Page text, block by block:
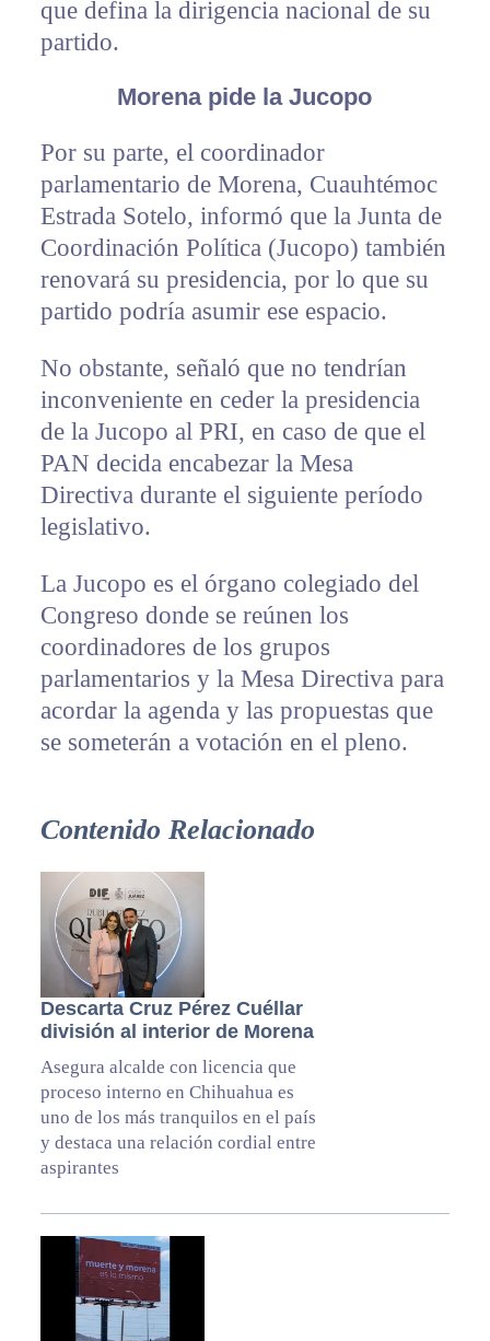
que defina la dirigencia nacional de su
partido.
Morena pide la Jucopo
Por su parte, el coordinador
parlamentario de Morena, Cuauhtémoc
Estrada Sotelo, informó que la Junta de
Coordinación Política (Jucopo) también
renovará su presidencia, por lo que su
partido podría asumir ese espacio.
No obstante, señaló que no tendrían
inconveniente en ceder la presidencia
de la Jucopo al PRI, en caso de que el
PAN decida encabezar la Mesa
Directiva durante el siguiente período
legislativo.
La Jucopo es el órgano colegiado del
Congreso donde se reúnen los
coordinadores de los grupos
parlamentarios y la Mesa Directiva para
acordar la agenda y las propuestas que
se someterán a votación en el pleno.
Contenido Relacionado
Descarta Cruz Pérez Cuéllar
división al interior de Morena
Asegura alcalde con licencia que
proceso interno en Chihuahua es
uno de los más tranquilos en el país
y destaca una relación cordial entre
aspirantes